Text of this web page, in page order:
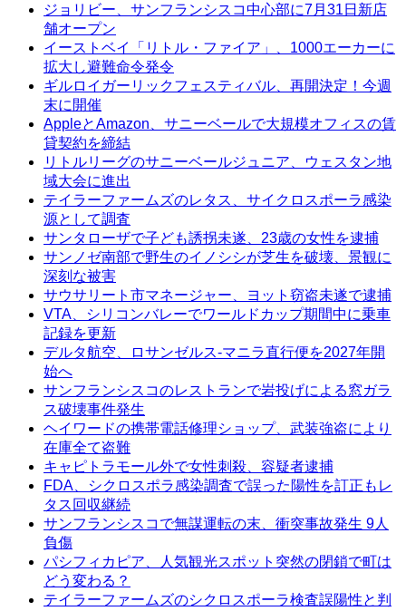
ジョリビー、サンフランシスコ中心部に7月31日新店
舗オープン
イーストベイ「リトル・ファイア」、1000エーカーに
拡大し避難命令発令
ギルロイガーリックフェスティバル、再開決定！今週
末に開催
AppleとAmazon、サニーベールで大規模オフィスの賃
貸契約を締結
リトルリーグのサニーベールジュニア、ウェスタン地
域大会に進出
テイラーファームズのレタス、サイクロスポーラ感染
源として調査
サンタローザで子ども誘拐未遂、23歳の女性を逮捕
サンノゼ南部で野生のイノシシが芝生を破壊、景観に
深刻な被害
サウサリート市マネージャー、ヨット窃盗未遂で逮捕
VTA、シリコンバレーでワールドカップ期間中に乗車
記録を更新
デルタ航空、ロサンゼルス-マニラ直行便を2027年開
始へ
サンフランシスコのレストランで岩投げによる窓ガラ
ス破壊事件発生
ヘイワードの携帯電話修理ショップ、武装強盗により
在庫全て盗難
キャピトラモール外で女性刺殺、容疑者逮捕
FDA、シクロスポラ感染調査で誤った陽性を訂正もレ
タス回収継続
サンフランシスコで無謀運転の末、衝突事故発生 9人
負傷
パシフィカピア、人気観光スポット突然の閉鎖で町は
どう変わる？
テイラーファームズのシクロスポーラ検査誤陽性と判